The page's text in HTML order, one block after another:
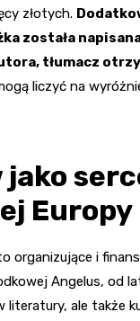
złotych.
została
tłumacz
liczyć na
jako
Europy
organizujące i
Angelus, od
literatury, ale także